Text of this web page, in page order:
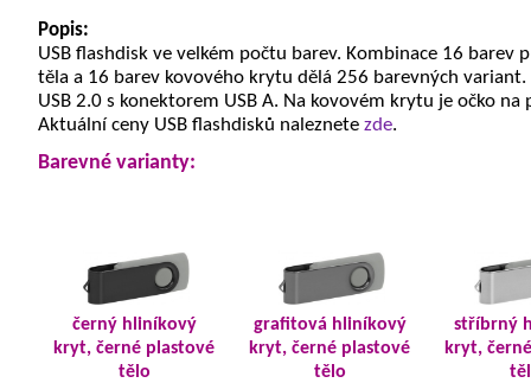
Popis:
USB flashdisk ve velkém počtu barev. Kombinace 16 barev
těla a 16 barev kovového krytu dělá 256 barevných variant.
USB 2.0 s konektorem USB A. Na kovovém krytu je očko na
Aktuální ceny USB flashdisků naleznete zde.
Barevné varianty:
černý hliníkový
kryt, černé plastové
tělo
grafitová hliníkový
kryt, černé plastové
tělo
stříbrný
kryt,